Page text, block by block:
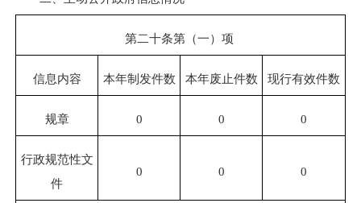
第二十条第（一）项
信息内容 本年制发件数 本年废止件数 现行有效件数
规章 0 0 0
行政规范性文
件
0 0 0